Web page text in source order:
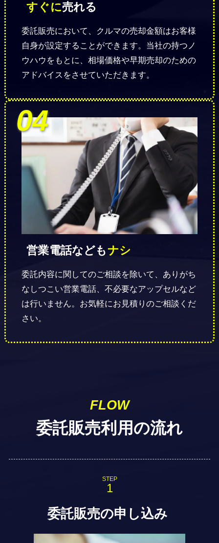
すぐに売れる
委託販売において、クルマの売却金額はお客様
自身が設定することができます。当社の持つノ
ウハウをもとに、相場価格や早期売却のための
アドバイスをさせていただきます。
営業電話などもナシ
委託内容に関してのご相談を除いて、ありがち
なしつこい営業電話、不必要なアップセルなど
は行いません。お気軽にお見積りのご相談くだ
さい。
FLOW
委託販売利用の流れ
STEP
委託販売の申し込み